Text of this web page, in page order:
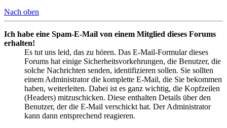
Nach oben
Ich habe eine Spam-E-Mail von einem Mitglied dieses Forums
erhalten!
Es tut uns leid, das zu hören. Das E-Mail-Formular dieses
Forums hat einige Sicherheitsvorkehrungen, die Benutzer, die
solche Nachrichten senden, identifizieren sollen. Sie sollten
einem Administrator die komplette E-Mail, die Sie bekommen
haben, weiterleiten. Dabei ist es ganz wichtig, die Kopfzeilen
(Headers) mitzuschicken. Diese enthalten Details über den
Benutzer, der die E-Mail verschickt hat. Der Administrator
kann dann entsprechend reagieren.